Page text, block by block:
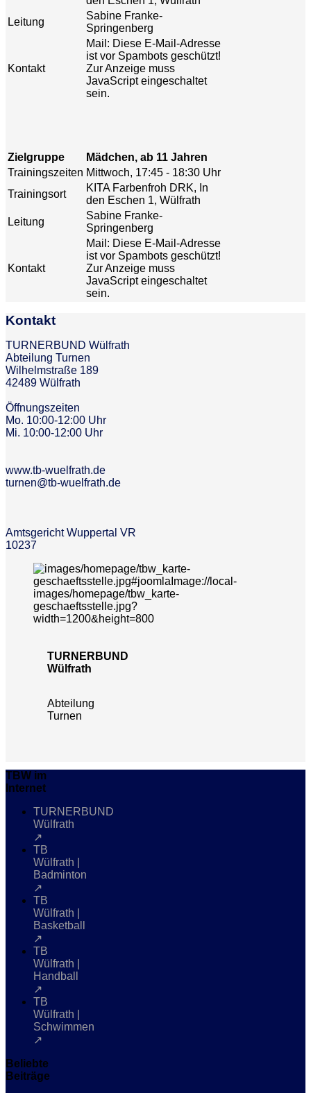
Leitung
Sabine Franke-
Springenberg
Kontakt
Mail: Diese E-Mail-Adresse
ist vor Spambots geschützt!
Zur Anzeige muss
JavaScript eingeschaltet
sein.
Zielgruppe
Mädchen, ab 11 Jahren
Trainingszeiten Mittwoch, 17:45 - 18:30 Uhr
Trainingsort
KITA Farbenfroh DRK, In
den Eschen 1, Wülfrath
Leitung
Sabine Franke-
Springenberg
Kontakt
Mail: Diese E-Mail-Adresse
ist vor Spambots geschützt!
Zur Anzeige muss
JavaScript eingeschaltet
sein.
Kontakt
TURNERBUND Wülfrath
Abteilung Turnen
Wilhelmstraße 189
42489 Wülfrath
Öffnungszeiten
Mo. 10:00-12:00 Uhr
Mi. 10:00-12:00 Uhr
www.tb-wuelfrath.de
turnen@tb-wuelfrath.de
Amtsgericht Wuppertal VR
10237
TURNERBUND
Wülfrath
Abteilung
Turnen
TBW im
Internet
TURNERBUND
Wülfrath
↗
TB
Wülfrath |
Badminton
↗
TB
Wülfrath |
Basketball
↗
TB
Wülfrath |
Handball
↗
TB
Wülfrath |
Schwimmen
↗
Beliebte
Beiträge